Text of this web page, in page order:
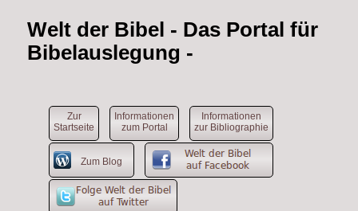
Welt der Bibel - Das Portal für
Bibelauslegung -
Zur
Startseite
Informationen
zum Portal
Informationen
zur Bibliographie
Zum Blog